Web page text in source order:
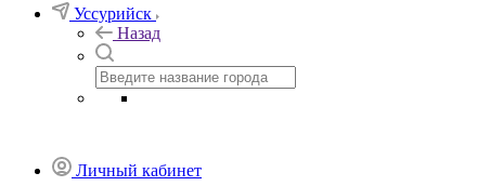
Уссурийск
Назад
Личный кабинет